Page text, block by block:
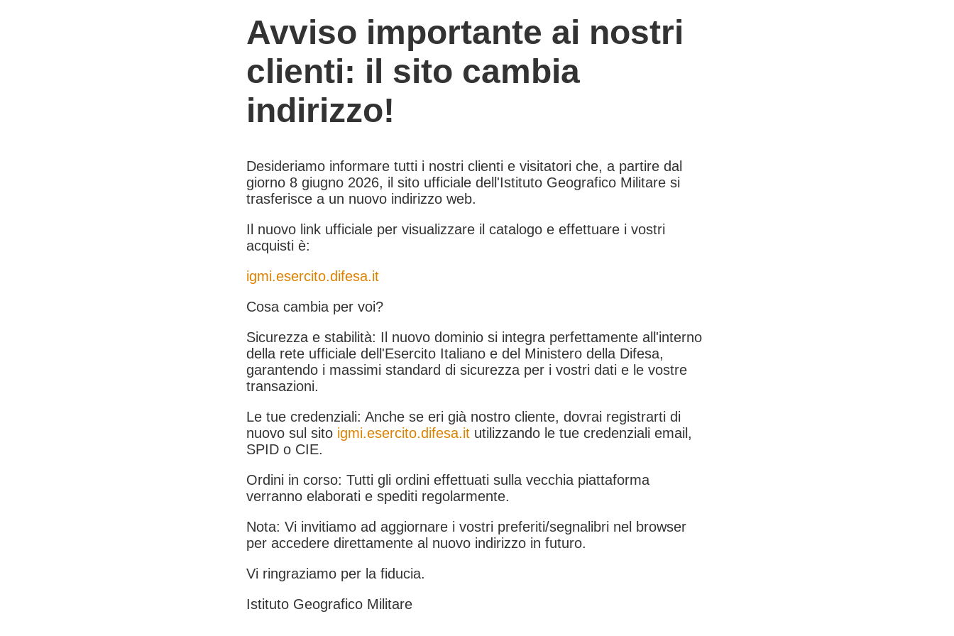
Avviso importante ai nostri
clienti: il sito cambia
indirizzo!
Desideriamo informare tutti i nostri clienti e visitatori che, a partire dal
giorno 8 giugno 2026, il sito ufficiale dell'Istituto Geografico Militare si
trasferisce a un nuovo indirizzo web.
Il nuovo link ufficiale per visualizzare il catalogo e effettuare i vostri
acquisti è:
igmi.esercito.difesa.it
Cosa cambia per voi?
Sicurezza e stabilità: Il nuovo dominio si integra perfettamente all'interno
della rete ufficiale dell'Esercito Italiano e del Ministero della Difesa,
garantendo i massimi standard di sicurezza per i vostri dati e le vostre
transazioni.
Le tue credenziali: Anche se eri già nostro cliente, dovrai registrarti di
nuovo sul sito igmi.esercito.difesa.it utilizzando le tue credenziali email,
SPID o CIE.
Ordini in corso: Tutti gli ordini effettuati sulla vecchia piattaforma
verranno elaborati e spediti regolarmente.
Nota: Vi invitiamo ad aggiornare i vostri preferiti/segnalibri nel browser
per accedere direttamente al nuovo indirizzo in futuro.
Vi ringraziamo per la fiducia.
Istituto Geografico Militare